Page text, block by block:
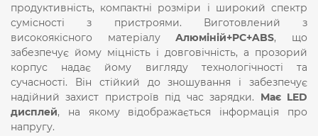
продуктивність, компактні розміри і широкий спектр
сумісності з пристроями. Виготовлений з
високоякісного матеріалуАлюміній+PC+ABS, що
забезпечує йому міцність і довговічність, а прозорий
корпус надає йому вигляду технологічності та
сучасності. Він стійкий до зношування і забезпечує
надійний захист пристроїв під час зарядки. Має LED
дисплей, на якому відображається інформація про
напругу.